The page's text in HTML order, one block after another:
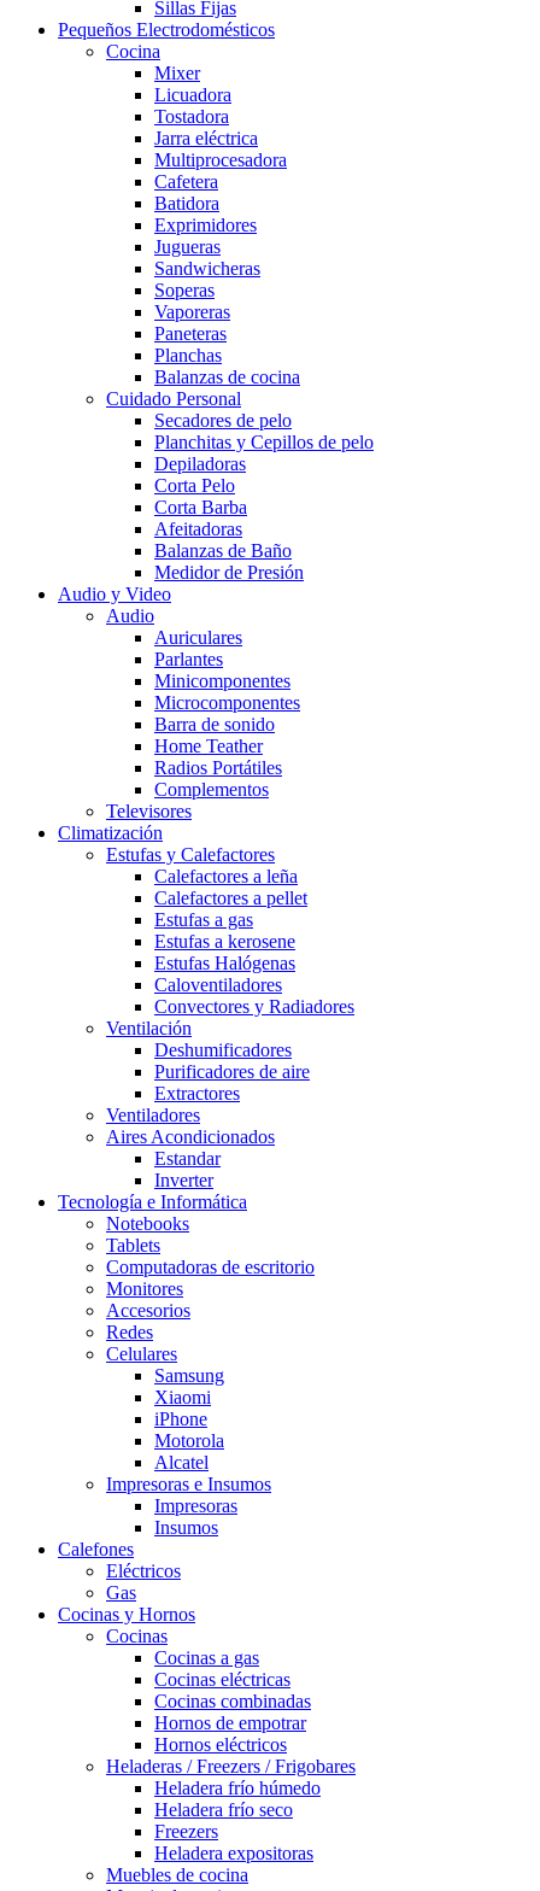
Sillas Fijas
Pequeños Electrodomésticos
Cocina
Mixer
Licuadora
Tostadora
Jarra eléctrica
Multiprocesadora
Cafetera
Batidora
Exprimidores
Jugueras
Sandwicheras
Soperas
Vaporeras
Paneteras
Planchas
Balanzas de cocina
Cuidado Personal
Secadores de pelo
Planchitas y Cepillos de pelo
Depiladoras
Corta Pelo
Corta Barba
Afeitadoras
Balanzas de Baño
Medidor de Presión
Audio y Video
Audio
Auriculares
Parlantes
Minicomponentes
Microcomponentes
Barra de sonido
Home Teather
Radios Portátiles
Complementos
Televisores
Climatización
Estufas y Calefactores
Calefactores a leña
Calefactores a pellet
Estufas a gas
Estufas a kerosene
Estufas Halógenas
Caloventiladores
Convectores y Radiadores
Ventilación
Deshumificadores
Purificadores de aire
Extractores
Ventiladores
Aires Acondicionados
Estandar
Inverter
Tecnología e Informática
Notebooks
Tablets
Computadoras de escritorio
Monitores
Accesorios
Redes
Celulares
Samsung
Xiaomi
iPhone
Motorola
Alcatel
Impresoras e Insumos
Impresoras
Insumos
Calefones
Eléctricos
Gas
Cocinas y Hornos
Cocinas
Cocinas a gas
Cocinas eléctricas
Cocinas combinadas
Hornos de empotrar
Hornos eléctricos
Heladeras / Freezers / Frigobares
Heladera frío húmedo
Heladera frío seco
Freezers
Heladera expositoras
Muebles de cocina